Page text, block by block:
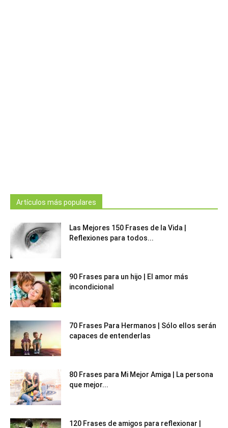
Artículos más populares
Las Mejores 150 Frases de la Vida |
Reflexiones para todos...
90 Frases para un hijo | El amor más
incondicional
70 Frases Para Hermanos | Sólo ellos serán
capaces de entenderlas
80 Frases para Mi Mejor Amiga | La persona
que mejor...
120 Frases de amigos para reflexionar |